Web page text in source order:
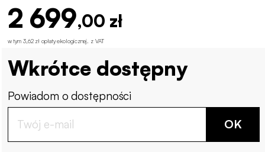
2 699,00 zł
w tym 3,62 zł opłaty ekologicznej z VAT
Wkrótce dostępny
Powiadom o dostępności
OK